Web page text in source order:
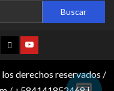
derechos reservados /